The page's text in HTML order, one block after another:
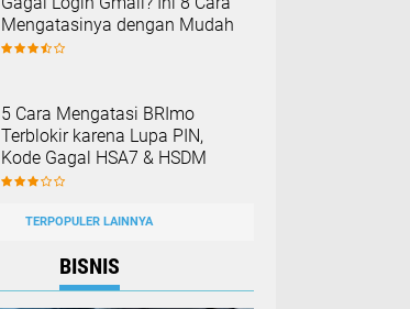
Mengatasinya dengan Mudah
5 Cara Mengatasi BRImo
Terblokir karena Lupa PIN,
Kode Gagal HSA7 & HSDM
TERPOPULER LAINNYA
BISNIS